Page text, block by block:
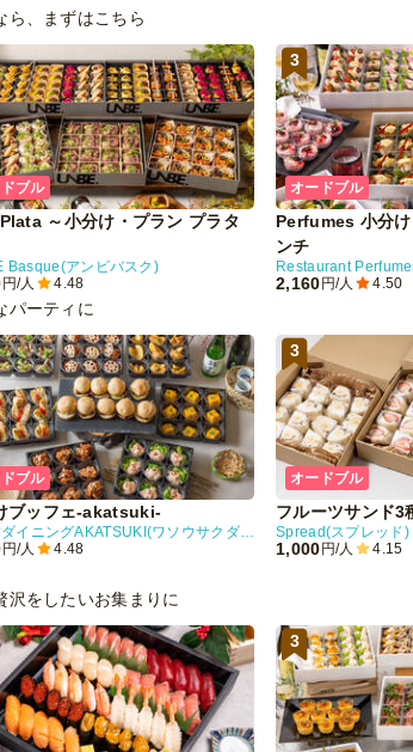
ら、まずはこちら
～小分け・プラン プラタ
Basque(アンビバスク)
円/人 4.48
ブル
Perfumes 小分
ンチ
2,160 円/人 4.50
3
オードブル
パーティに
ブッフェ-akatsuki-
和創作ダイニングAKATSUKI(ワソウサクダイニングアカツキ)
円/人 4.48
ブル
フルーツサンド3
Spread(スプレッド)
1,000円/人 4.15
3
オードブル
沢をしたいお集まりに
3